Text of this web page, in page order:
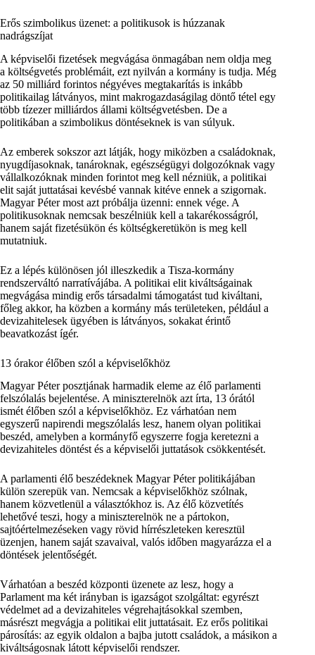
Erős szimbolikus üzenet: a politikusok is húzzanak
nadrágszíjat
A képviselői fizetések megvágása önmagában nem oldja meg
a költségvetés problémáit, ezt nyilván a kormány is tudja. Még
az 50 milliárd forintos négyéves megtakarítás is inkább
politikailag látványos, mint makrogazdaságilag döntő tétel egy
több tízezer milliárdos állami költségvetésben. De a
politikában a szimbolikus döntéseknek is van súlyuk.
Az emberek sokszor azt látják, hogy miközben a családoknak,
nyugdíjasoknak, tanároknak, egészségügyi dolgozóknak vagy
vállalkozóknak minden forintot meg kell nézniük, a politikai
elit saját juttatásai kevésbé vannak kitéve ennek a szigornak.
Magyar Péter most azt próbálja üzenni: ennek vége. A
politikusoknak nemcsak beszélniük kell a takarékosságról,
hanem saját fizetésükön és költségkeretükön is meg kell
mutatniuk.
Ez a lépés különösen jól illeszkedik a Tisza-kormány
rendszerváltó narratívájába. A politikai elit kiváltságainak
megvágása mindig erős társadalmi támogatást tud kiváltani,
főleg akkor, ha közben a kormány más területeken, például a
devizahitelesek ügyében is látványos, sokakat érintő
beavatkozást ígér.
13 órakor élőben szól a képviselőkhöz
Magyar Péter posztjának harmadik eleme az élő parlamenti
felszólalás bejelentése. A miniszterelnök azt írta, 13 órától
ismét élőben szól a képviselőkhöz. Ez várhatóan nem
egyszerű napirendi megszólalás lesz, hanem olyan politikai
beszéd, amelyben a kormányfő egyszerre fogja keretezni a
devizahiteles döntést és a képviselői juttatások csökkentését.
A parlamenti élő beszédeknek Magyar Péter politikájában
külön szerepük van. Nemcsak a képviselőkhöz szólnak,
hanem közvetlenül a választókhoz is. Az élő közvetítés
lehetővé teszi, hogy a miniszterelnök ne a pártokon,
sajtóértelmezéseken vagy rövid hírrészleteken keresztül
üzenjen, hanem saját szavaival, valós időben magyarázza el a
döntések jelentőségét.
Várhatóan a beszéd központi üzenete az lesz, hogy a
Parlament ma két irányban is igazságot szolgáltat: egyrészt
védelmet ad a devizahiteles végrehajtásokkal szemben,
másrészt megvágja a politikai elit juttatásait. Ez erős politikai
párosítás: az egyik oldalon a bajba jutott családok, a másikon a
kiváltságosnak látott képviselői rendszer.